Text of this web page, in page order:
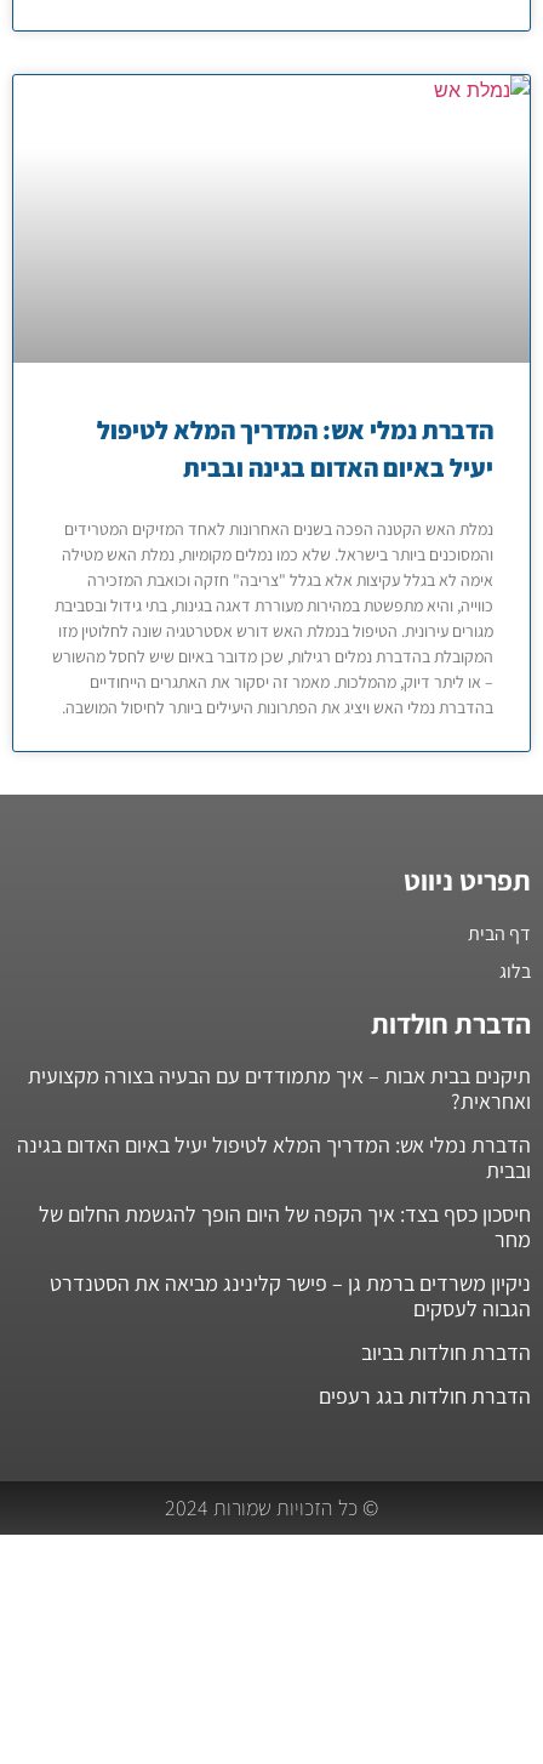
הדברת נמלי אש: המדריך המלא לטיפול
יעיל באיום האדום בגינה ובבית
נמלת האש הקטנה הפכה בשנים האחרונות לאחד המזיקים המטרידים
והמסוכנים ביותר בישראל. שלא כמו נמלים מקומיות, נמלת האש מטילה
אימה לא בגלל עקיצות אלא בגלל "צריבה" חזקה וכואבת המזכירה
כווייה, והיא מתפשטת במהירות מעוררת דאגה בגינות, בתי גידול ובסביבת
מגורים עירונית. הטיפול בנמלת האש דורש אסטרטגיה שונה לחלוטין מזו
המקובלת בהדברת נמלים רגילות, שכן מדובר באיום שיש לחסל מהשורש
– או ליתר דיוק, מהמלכות. מאמר זה יסקור את האתגרים הייחודיים
בהדברת נמלי האש ויציג את הפתרונות היעילים ביותר לחיסול המושבה.
תפריט ניווט
דף הבית
בלוג
הדברת חולדות
תיקנים בבית אבות – איך מתמודדים עם הבעיה בצורה מקצועית
ואחראית?
הדברת נמלי אש: המדריך המלא לטיפול יעיל באיום האדום בגינה
ובבית
חיסכון כסף בצד: איך הקפה של היום הופך להגשמת החלום של
מחר
ניקיון משרדים ברמת גן – פישר קלינינג מביאה את הסטנדרט
הגבוה לעסקים
הדברת חולדות בביוב
הדברת חולדות בגג רעפים
© כל הזכויות שמורות 2024